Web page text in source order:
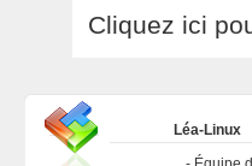
Cliquez ici
Léa-Linux